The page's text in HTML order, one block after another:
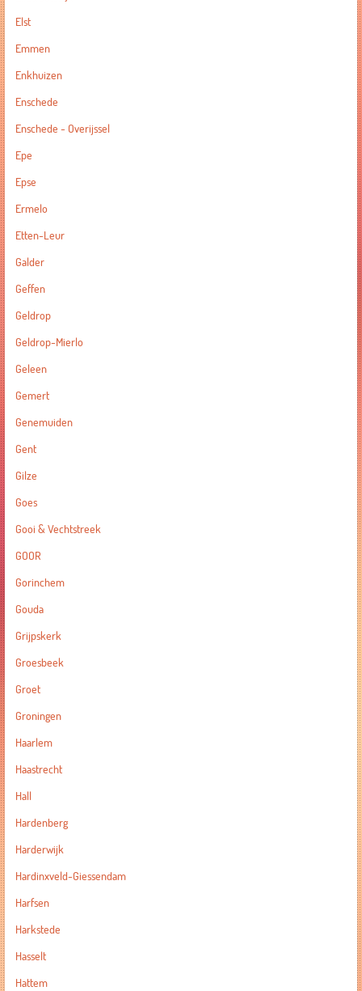
Elst
Emmen
Enkhuizen
Enschede
Enschede - Overijssel
Epe
Epse
Ermelo
Etten-Leur
Galder
Geffen
Geldrop
Geldrop-Mierlo
Geleen
Gemert
Genemuiden
Gent
Gilze
Goes
Gooi & Vechtstreek
GOOR
Gorinchem
Gouda
Grijpskerk
Groesbeek
Groet
Groningen
Haarlem
Haastrecht
Hall
Hardenberg
Harderwijk
Hardinxveld-Giessendam
Harfsen
Harkstede
Hasselt
Hattem